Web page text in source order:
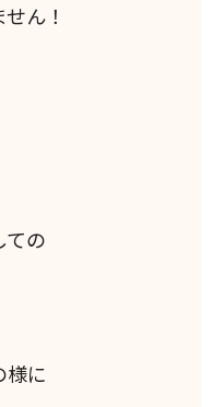
ん！
ての
様に